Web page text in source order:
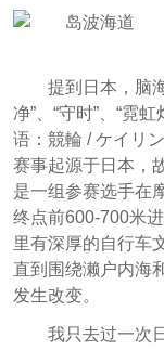
提到日本，脑
净”、“守时”、“霓
语：競輪 / ケイリ
赛事起源于日本，
是一组参赛选手在
终点前600-700米
里有深厚的自行车
直到围绕濑户内海
发生改变。
我只去过一次